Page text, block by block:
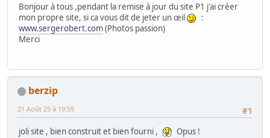
Bonjour à tous ,pendant la remise à jour du site P1 j'ai créer
mon propre site, si ca vous dit de jeter un œil
:
www.sergerobert.com(Photos passion)
Merci
berzip
#1
21 Août 25 à 19:59
joli site , bien construit et bien fourni , Opus !